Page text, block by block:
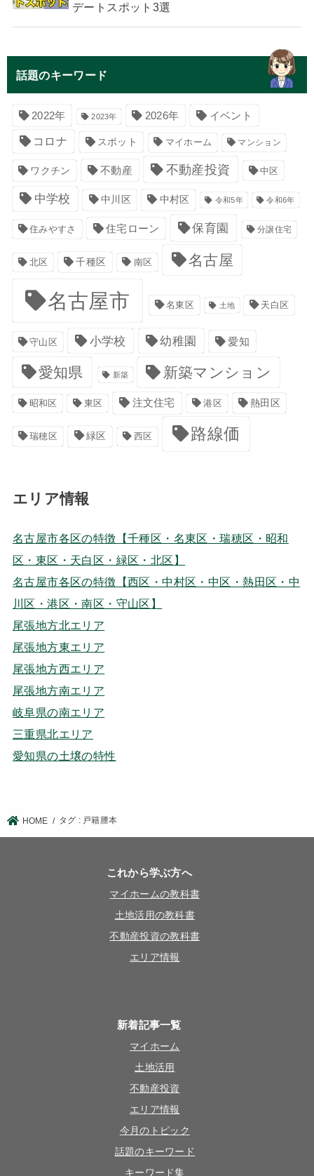
デートスポット3選
話題のキーワード
2022年 2023年 2026年 イベント
コロナ スポット マイホーム マンション
ワクチン 不動産 不動産投資 中区
中学校 中川区 中村区 令和5年 令和6年
住みやすさ 住宅ローン 保育園 分譲住宅
北区 千種区 南区 名古屋
名古屋市 名東区 土地 天白区
守山区 小学校 幼稚園 愛知
愛知県 新築 新築マンション
昭和区 東区 注文住宅 港区 熱田区
瑞穂区 緑区 西区 路線価
エリア情報
名古屋市各区の特徴【千種区・名東区・瑞穂区・昭和
区・東区・天白区・緑区・北区】
名古屋市各区の特徴【西区・中村区・中区・熱田区・中
川区・港区・南区・守山区】
尾張地方北エリア
尾張地方東エリア
尾張地方西エリア
尾張地方南エリア
岐阜県の南エリア
三重県北エリア
愛知県の土壌の特性
HOME タグ : 戸籍謄本
これから学ぶ方へ
マイホームの教科書
土地活用の教科書
不動産投資の教科書
エリア情報
新着記事一覧
マイホーム
土地活用
不動産投資
エリア情報
今月のトピック
話題のキーワード
キーワード集